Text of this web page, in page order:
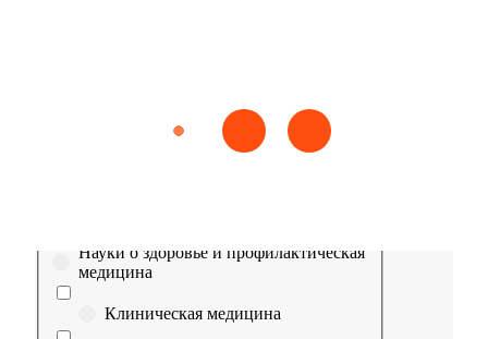
Эпидемиология Медицинская помощь
Выберите направление
Науки о здоровье и профилактическая
медицина
Клиническая медицина